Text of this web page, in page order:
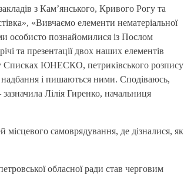
з Кам’янського, Кривого Рогу та
«Вивчаємо елементи нематеріальної
особисто познайомилися із Послом
та презентації двох наших елементів
у Списках ЮНЕСКО, петриківського розпису
надбання і пишаються ними. Сподіваюсь,
Лілія Гиренко, начальниця
місцевого самоврядування, де дізналися, як
обласної ради став черговим